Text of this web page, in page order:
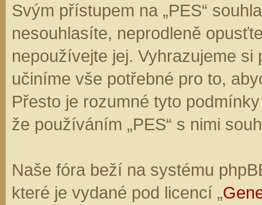
Svým přístupem na „PES“
nesouhlasíte, neprodleně
nepoužívejte jej. Vyhrazujeme
učiníme vše potřebné pro to,
Přesto je rozumné tyto
že používáním „PES“ s nimi
Naše fóra beží na systému
které je vydané pod licencí „